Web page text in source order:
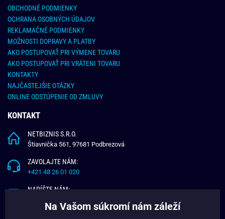
OBCHODNÉ PODMIENKY
OCHRANA OSOBNÝCH ÚDAJOV
REKLAMAČNÉ PODMIENKY
MOŽNOSTI DOPRAVY A PLATBY
AKO POSTUPOVAŤ PRI VÝMENE TOVARU
AKO POSTUPOVAŤ PRI VRÁTENI TOVARU
KONTAKTY
NAJČASTEJŠIE OTÁZKY
ONLINE ODSTÚPENIE OD ZMLUVY
KONTAKT
NETBIZNIS S.R.O.
Štiavnička 561, 97681 Podbrezová
ZAVOLAJTE NÁM:
+421 48 26 01 020
NAPÍŠTE NÁM:
Na Vašom súkromí nám záleží